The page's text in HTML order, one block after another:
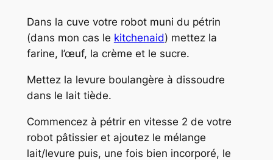
Dans la cuve votre robot muni du pétrin
(dans mon cas le kitchenaid) mettez la
farine, l’œuf, la crème et le sucre.
Mettez la levure boulangère à dissoudre
dans le lait tiède.
Commencez à pétrir en vitesse 2 de votre
robot pâtissier et ajoutez le mélange
lait/levure puis, une fois bien incorporé, le